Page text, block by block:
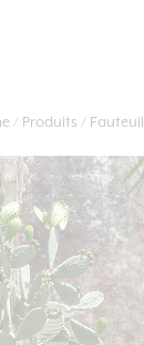
Produits Fauteuil